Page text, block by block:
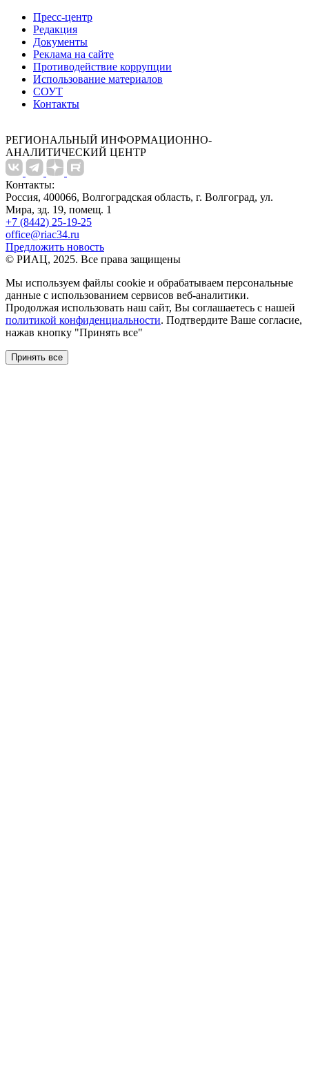
Пресс-центр
Редакция
Документы
Реклама на сайте
Противодействие коррупции
Использование материалов
СОУТ
Контакты
РЕГИОНАЛЬНЫЙ ИНФОРМАЦИОННО-
АНАЛИТИЧЕСКИЙ ЦЕНТР
Контакты:
Россия, 400066, Волгоградская область, г. Волгоград, ул.
Мира, зд. 19, помещ. 1
+7 (8442) 25-19-25
office@riac34.ru
Предложить новость
© РИАЦ, 2025. Все права защищены
Мы используем файлы сookie и обрабатываем персональные
данные с использованием сервисов веб-аналитики.
Продолжая использовать наш сайт, Вы соглашаетесь с нашей
политикой конфиденциальности. Подтвердите Ваше согласие,
нажав кнопку "Принять все"
Принять все